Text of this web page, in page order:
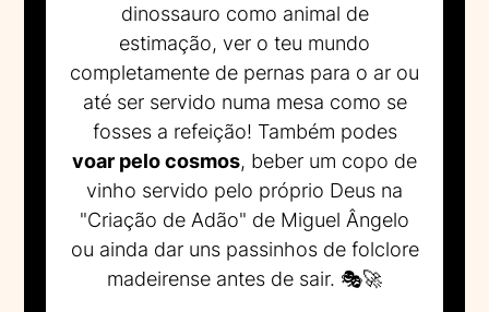
dinossauro como animal de
estimação, ver o teu mundo
completamente de pernas para o ar ou
até ser servido numa mesa como se
fosses a refeição! Também podes
voar pelo cosmos, beber um copo de
vinho servido pelo próprio Deus na
"Criação de Adão" de Miguel Ângelo
ou ainda dar uns passinhos de folclore
madeirense antes de sair. 🎭🚀